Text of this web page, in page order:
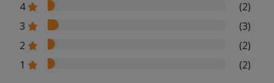
4
(2)
3
(3)
2
(2)
1
(2)